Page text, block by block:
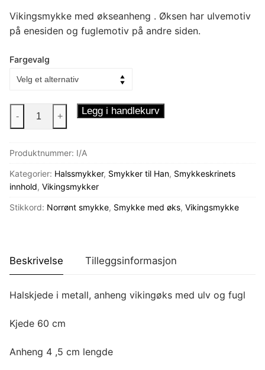
Vikingsmykke med økseanheng . Øksen har ulvemotiv
på enesiden og fuglemotiv på andre siden.
Fargevalg
Halskjede
antall
- + Legg i handlekurv
Produktnummer: I/A
Kategorier: Halssmykker, Smykker til Han, Smykkeskrinets
innhold, Vikingsmykker
Stikkord: Norrønt smykke, Smykke med øks, Vikingsmykke
Beskrivelse Tilleggsinformasjon
Halskjede i metall, anheng vikingøks med ulv og fugl
Kjede 60 cm
Anheng 4 ,5 cm lengde